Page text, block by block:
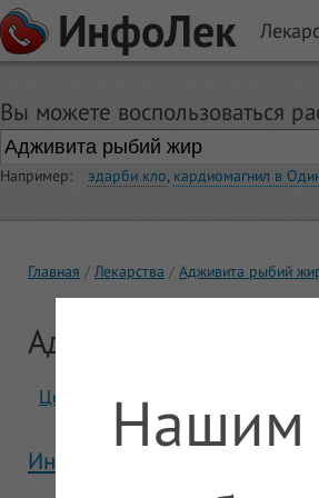
ИнфоЛек
Вы можете воспользоваться
Например: эдарби кло, кардиомагнил в
Главная Лекарства Адживита рыбий
Адживита рыбий жир
Цены Отзывы
Инструкция Адживита
Нашим